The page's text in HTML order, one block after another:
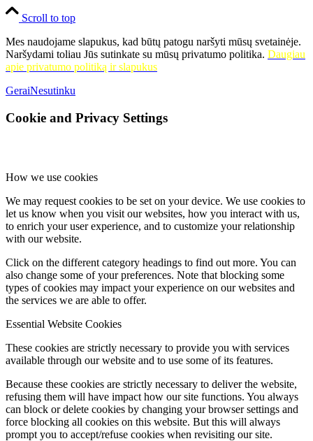
mokyklos, Kintų dailės klasės mokinių kūrybinių darbų paroda
„Kūrybinės improvizacijos“. Darbo vadovas: dailės mokytojas
metodininkas Aurimas Liekis; Keliaujanti paroda „Miestas prie
Šyšos – istorijos atspindžiai“. Paroda veiks iki liepos 21 d.;
Pašyšių fil.– Šilutės meno mokyklos Dailės skyriaus mokinių
darbų paroda ,,Pavasaris aplink – pavasaris širdy…“;
Tautodailininkės Rimantės Šalčiuvienės (Agluonėnai) tekstilės
darbų paroda ,,Simboliais kalbantys audiniai“;
Usėnų pagrindinės mokyklos mokinių tapybos darbų paroda
„Gėlių pieva“ (vadovė Jolanta Alsytė);
paroda „Tikrasis pasaulio veidas“;
Kazio Sajos (g. 1932) 90-mečiui; Linos Balčiauskienės tapybos
darbų paroda „„Ieškokite moters…“;Rusnės fil. –Dianos Behm
tapybos paroda „Pilnatvės ieškojimai“;Bikavėnų fil.– literatūros
ir dokumentų paroda „Beveik visų darbų sunkiausia – pradžia“.
osioms gimimo metinėms;Vilkyčių fil.– ikonografijos ir
dokumentų paroda iš Vilkyčiuose gyvenančių buvusių tremtinių
asmeninių albumų;Šylių fil.– Virginijos Chockevičiūtės-
Kazlauskienės tapybos darbų paroda ,,Mano tapybai nėra ribų“.
Scroll to top
Mes naudojame slapukus, kad būtų patogu naršyti mūsų svetainėje.
Naršydami toliau Jūs sutinkate su mūsų privatumo politika. Daugiau
apie privatumo politiką ir slapukus
GeraiNesutinku
Cookie and Privacy Settings
How we use cookies
We may request cookies to be set on your device. We use cookies to
let us know when you visit our websites, how you interact with us,
to enrich your user experience, and to customize your relationship
with our website.
Click on the different category headings to find out more. You can
also change some of your preferences. Note that blocking some
types of cookies may impact your experience on our websites and
the services we are able to offer.
Essential Website Cookies
These cookies are strictly necessary to provide you with services
available through our website and to use some of its features.
Because these cookies are strictly necessary to deliver the website,
refusing them will have impact how our site functions. You always
can block or delete cookies by changing your browser settings and
force blocking all cookies on this website. But this will always
prompt you to accept/refuse cookies when revisiting our site.